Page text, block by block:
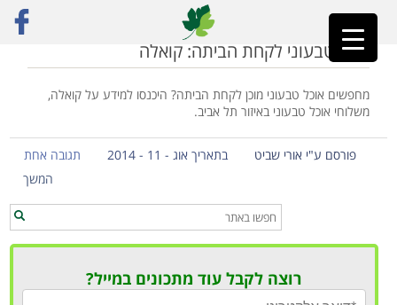
ראשי»קואלה
אוכל טבעוני לקחת הביתה: קואלה
מחפשים אוכל טבעוני מוכן לקחת הביתה? היכנסו למידע על קואלה,
משלוחי אוכל טבעוני באיזור תל אביב.
פורסם ע"י אורי שביט בתאריך אוג - 11 - 2014
תגובה אחת
המשך
רוצה לקבל עוד מתכונים במייל?